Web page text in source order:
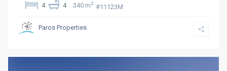
4 4 340 m2 #11123M
Paros Properties